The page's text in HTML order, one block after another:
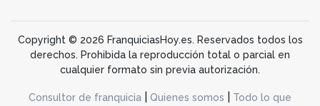
Copyright © 2026 FranquiciasHoy.es. Reservados todos los
derechos. Prohibida la reproducción total o parcial en
cualquier formato sin previa autorización.
Consultor de franquicia Quienes somos Todo lo que